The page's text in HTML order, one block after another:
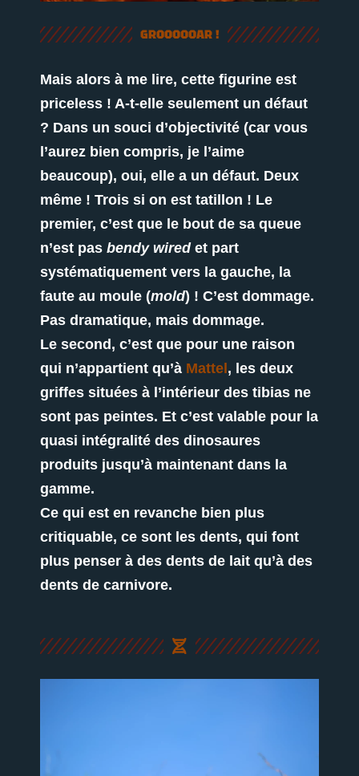
GROOOOOAR !
Mais alors à me lire, cette figurine est
priceless ! A-t-elle seulement un défaut
? Dans un souci d’objectivité (car vous
l’aurez bien compris, je l’aime
beaucoup), oui, elle a un défaut. Deux
même ! Trois si on est tatillon ! Le
premier, c’est que le bout de sa queue
n’est pas bendy wiredet part
systématiquement vers la gauche, la
faute au moule (mold) ! C’est dommage.
Pas dramatique, mais dommage.
Le second, c’est que pour une raison
qui n’appartient qu’à Mattel , les deux
griffes situées à l’intérieur des tibias ne
sont pas peintes. Et c’est valable pour la
quasi intégralité des dinosaures
produits jusqu’à maintenant dans la
gamme.
Ce qui est en revanche bien plus
critiquable, ce sont les dents, qui font
plus penser à des dents de lait qu’à des
dents de carnivore.